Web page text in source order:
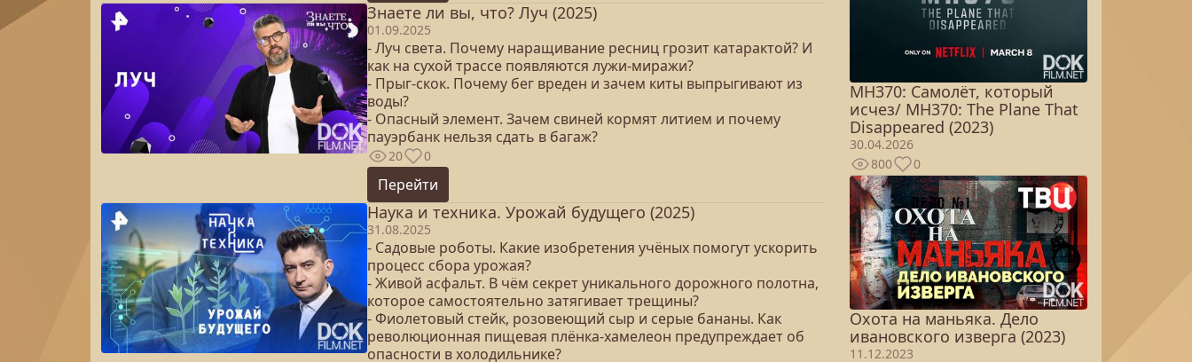
Знаете ли вы, что? Луч (2025)
01.09.2025
- Луч света. Почему наращивание ресниц грозит катарактой? И
как на сухой трассе появляются лужи-миражи?
- Прыг-скок. Почему бег вреден и зачем киты выпрыгивают из
воды?
- Опасный элемент. Зачем свиней кормят литием и почему
пауэрбанк нельзя сдать в багаж?
20 0
Перейти
Наука и техника. Урожай будущего (2025)
31.08.2025
- Садовые роботы. Какие изобретения учёных помогут ускорить
процесс сбора урожая?
- Живой асфальт. В чём секрет уникального дорожного полотна,
которое самостоятельно затягивает трещины?
- Фиолетовый стейк, розовеющий сыр и серые бананы. Как
революционная пищевая плёнка-хамелеон предупреждает об
опасности в холодильнике?
MH370: Самолёт, который
исчез/ MH370: The Plane That
Disappeared (2023)
30.04.2026
800
0
Охота на маньяка. Дело
ивановского изверга (2023)
11.12.2023